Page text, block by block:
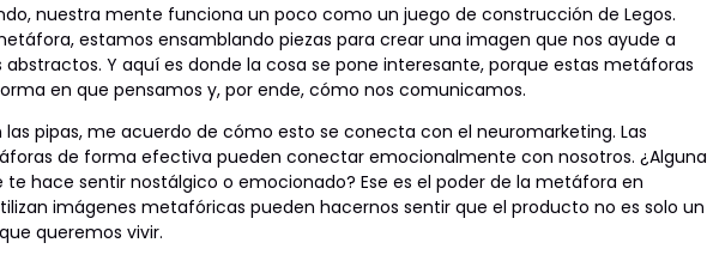
nuestra mente funciona un poco como un juego de construcción de Legos.
estamos ensamblando piezas para crear una imagen que nos ayude a
Y aquí es donde la cosa se pone interesante, porque estas metáforas
en que pensamos y, por ende, cómo nos comunicamos.
pipas, me acuerdo de cómo esto se conecta con el neuromarketing. Las
de forma efectiva pueden conectar emocionalmente con nosotros. ¿Alguna
te hace sentir nostálgico o emocionado? Ese es el poder de la metáfora en
imágenes metafóricas pueden hacernos sentir que el producto no es solo un
queremos vivir.